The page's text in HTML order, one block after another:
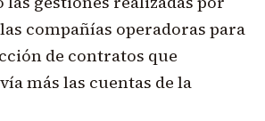
compañías operadoras para
de contratos que
más las cuentas de la